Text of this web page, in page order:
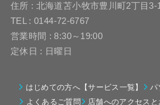
住所 : 北海道苫小牧市豊川町2丁目3-
TEL : 0144-72-6767
営業時間 : 8:30～19:00
定休日 : 日曜日
はじめての方へ【サービス一覧】 パ
よくあるご質問
店舗へのアクセス